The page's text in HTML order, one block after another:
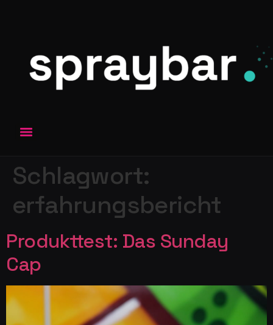
Schlagwort:
erfahrungsbericht
Produkttest: Das Sunday
Cap